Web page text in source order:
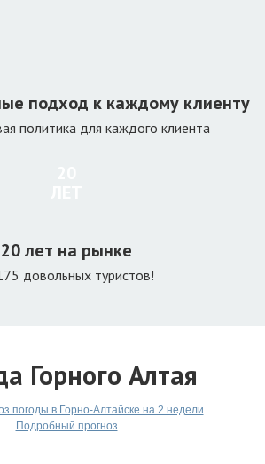
подход к каждому клиенту
политика для каждого клиента
20 лет на рынке
довольных туристов!
Горного Алтая
погоды в Горно-Алтайске на 2 недели
Подробный прогноз